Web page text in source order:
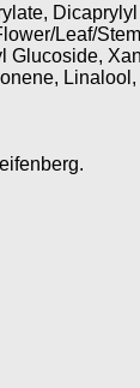
Leaf/